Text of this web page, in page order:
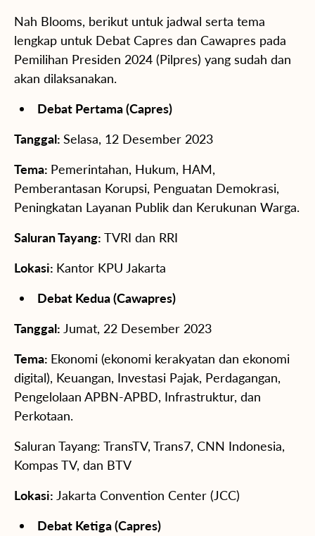
Nah Blooms, berikut untuk jadwal serta tema
lengkap untuk Debat Capres dan Cawapres pada
Pemilihan Presiden 2024 (Pilpres) yang sudah dan
akan dilaksanakan.
Debat Pertama (Capres)
Tanggal: Selasa, 12 Desember 2023
Tema: Pemerintahan, Hukum, HAM,
Pemberantasan Korupsi, Penguatan Demokrasi,
Peningkatan Layanan Publik dan Kerukunan Warga.
Saluran Tayang: TVRI dan RRI
Lokasi: Kantor KPU Jakarta
Debat Kedua (Cawapres)
Tanggal: Jumat, 22 Desember 2023
Tema: Ekonomi (ekonomi kerakyatan dan ekonomi
digital), Keuangan, Investasi Pajak, Perdagangan,
Pengelolaan APBN-APBD, Infrastruktur, dan
Perkotaan.
Saluran Tayang: TransTV, Trans7, CNN Indonesia,
Kompas TV, dan BTV
Lokasi: Jakarta Convention Center (JCC)
Debat Ketiga (Capres)